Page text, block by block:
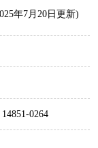
年7月20日更新)
0264